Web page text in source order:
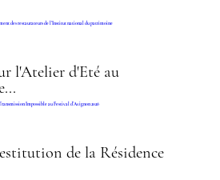
l'Atelier d'Eté au
de la Résidence